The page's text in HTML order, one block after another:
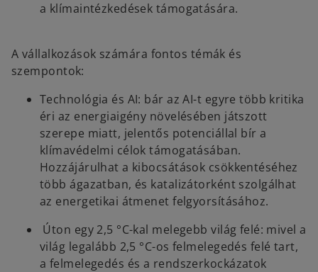
a klímaintézkedések támogatására.
A vállalkozások számára fontos témák és
szempontok:
Technológia és AI: bár az AI-t egyre több kritika
éri az energiaigény növelésében játszott
szerepe miatt, jelentős potenciállal bír a
klímavédelmi célok támogatásában.
Hozzájárulhat a kibocsátások csökkentéséhez
több ágazatban, és katalizátorként szolgálhat
az energetikai átmenet felgyorsításához.
Úton egy 2,5 °C-kal melegebb világ felé: mivel a
világ legalább 2,5 °C-os felmelegedés felé tart,
a felmelegedés és a rendszerkockázatok